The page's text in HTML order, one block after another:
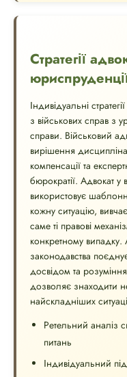
Стратегії
Індивідуальні
з військових справ з
справи. Військовий
вирішення
компенсації та
бюрократії. Адвокат у
використовує
кожну ситуацію,
саме ті правові
конкретному випадку.
законодавства
досвідом та
дозволяє знаходити
найскладніших
Ретельний аналіз
питань
Індивідуальний